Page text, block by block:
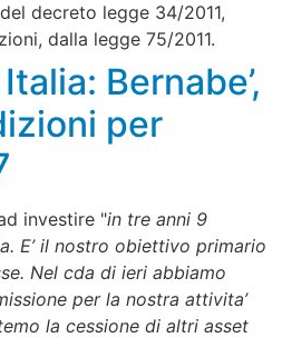
decreto legge 34/2011,
dalla legge 75/2011.
Bernabe’,
per
investire "in tre anni 9
E’ il nostro obiettivo primario
Nel cda di ieri abbiamo
per la nostra attivita’
la cessione di altri asset